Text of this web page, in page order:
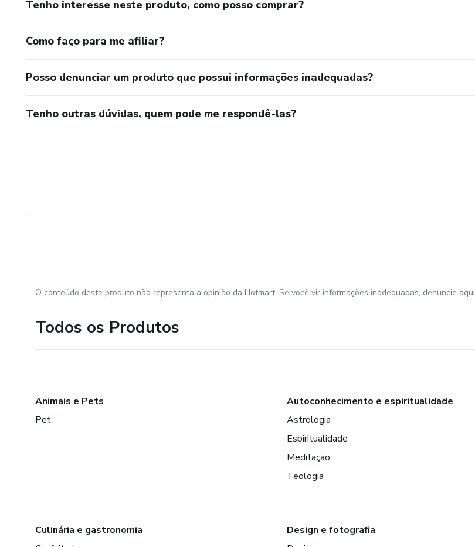
Tenho interesse neste produto, como posso comprar?
Como faço para me afiliar?
Posso denunciar um produto que possui informações inadequadas?
Tenho outras dúvidas, quem pode me respondê-las?
O conteúdo deste produto não representa a opinião da Hotmart. Se você vir informações inadequadas, denuncie aqui
Todos os Produtos
Animais e Pets
Pet
Autoconhecimento e espiritualidade
Astrologia
Espiritualidade
Meditação
Teologia
Culinária e gastronomia
Design e fotografia